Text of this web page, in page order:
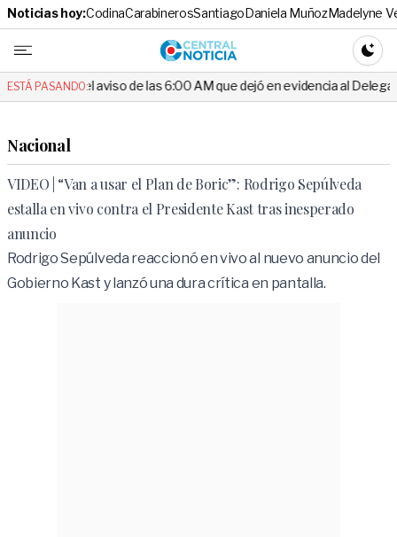
Noticias hoy:CodinaCarabinerosSantiagoDaniela MuñozMadelyne
Central
ESTÁ PASANDO:
de las 6:00 AM que dejó en evidencia al Delegado
Nacional
VIDEO | “Van a usar el Plan de Boric”: Rodrigo Sepúlveda
estalla en vivo contra el Presidente Kast tras inesperado
anuncio
Rodrigo Sepúlveda reaccionó en vivo al nuevo anuncio del
Gobierno Kast y lanzó una dura crítica en pantalla.